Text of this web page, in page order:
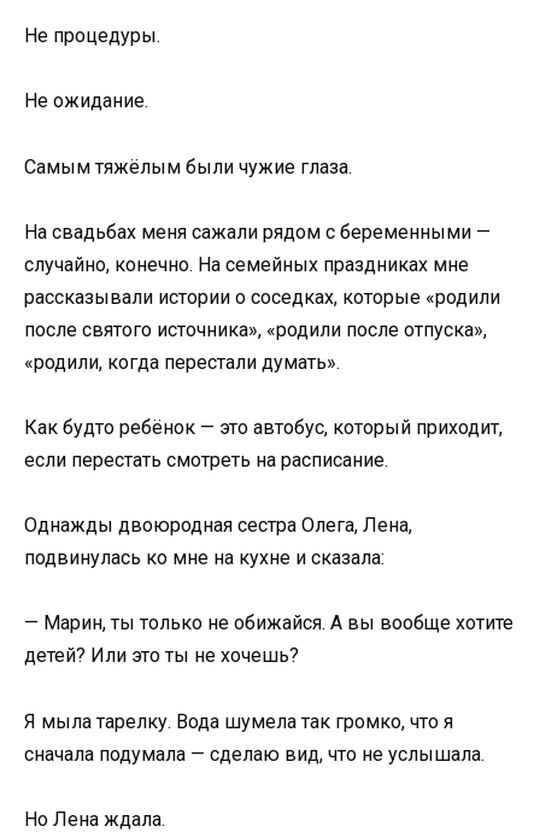
Не процедуры.
Не ожидание.
Самым тяжёлым были чужие глаза.
На свадьбах меня сажали рядом с беременными —
случайно, конечно. На семейных праздниках мне
рассказывали истории о соседках, которые «родили
после святого источника», «родили после отпуска»,
«родили, когда перестали думать».
Как будто ребёнок — это автобус, который приходит,
если перестать смотреть на расписание.
Однажды двоюродная сестра Олега, Лена,
подвинулась ко мне на кухне и сказала:
— Марин, ты только не обижайся. А вы вообще хотите
детей? Или это ты не хочешь?
Я мыла тарелку. Вода шумела так громко, что я
сначала подумала — сделаю вид, что не услышала.
Но Лена ждала.